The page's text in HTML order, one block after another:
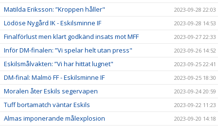
Matilda Eriksson: ”Kroppen håller" 2023-09-28 22:03
Lödöse Nygård IK - Eskilsminne IF 2023-09-28 14:53
Finalförlust men klart godkänd insats mot MFF 2023-09-27 22:33
Inför DM-finalen: ”Vi spelar helt utan press" 2023-09-26 14:52
Eskilsmålvakten: ”Vi har hittat lugnet" 2023-09-25 22:41
DM-final: Malmö FF - Eskilsminne IF 2023-09-25 18:30
Moralen åter Eskils segervapen 2023-09-24 20:59
Tuff bortamatch väntar Eskils 2023-09-22 11:23
Almas imponerande målexplosion 2023-09-20 14:18